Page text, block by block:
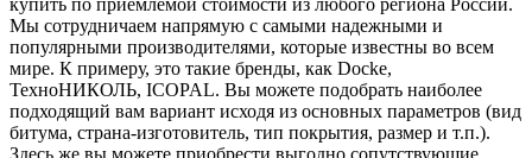
Мы сотрудничаем напрямую с самыми надежными и
популярными производителями, которые известны во всем
мире. К примеру, это такие бренды, как Docke,
ТехноНИКОЛЬ, ICOPAL. Вы можете подобрать наиболее
подходящий вам вариант исходя из основных параметров (вид
битума, страна-изготовитель, тип покрытия, размер и т.п.).
Здесь же вы можете приобрести выгодно сопутствующие